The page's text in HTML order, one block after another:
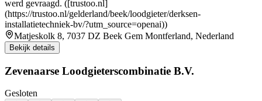
werd gevraagd. ([trustoo.nl]
(https://trustoo.nl/gelderland/beek/loodgieter/derksen-
installatietechniek-bv/?utm_source=openai))
Matjeskolk 8, 7037 DZ Beek Gem Montferland, Nederland
Bekijk details
Zevenaarse Loodgieterscombinatie B.V.
Gesloten